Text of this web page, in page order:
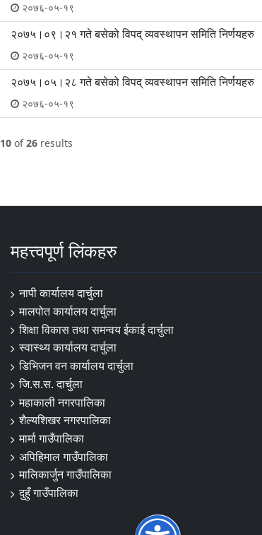
२०७६-०५-१९
२०७५।०९।२१ गते बसेको विपद् व्यवस्थापन समिति निर्णयहरु
२०७६-०५-१९
२०७५।०५।२८ गते बसेको विपद् व्यवस्थापन समिति निर्णयहरु
२०७६-०५-१९
10 of26 results
महत्त्वपूर्ण लिंकहरु
नापी कार्यालय दार्चुला
मालपोत कार्यालय दार्चुला
शिक्षा विकास तथा समन्वय ईकाई दार्चुला
स्वास्थ्य कार्यालय दार्चुला
डिभिजन वन कार्यालय दार्चुला
जि.स.स. दार्चुला
महाकाली नगरपालिका
शैल्यशिखर नगरपालिका
मार्मा गाउँपालिका
अपिहिमाल गाउँपालिका
मालिकार्जुन गाउँपालिका
दुहुँ गाउँपालिका